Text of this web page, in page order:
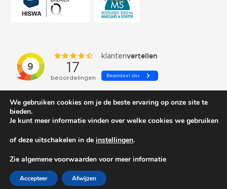
We gebruiken cookies om je de beste ervaring op onze site te
bieden.
Je kunt meer informatie vinden over welke cookies we gebruiken
of deze uitschakelen in de instellingen.
Zie algemene voorwaarden voor meer informatie
Accepteer Afwijzen